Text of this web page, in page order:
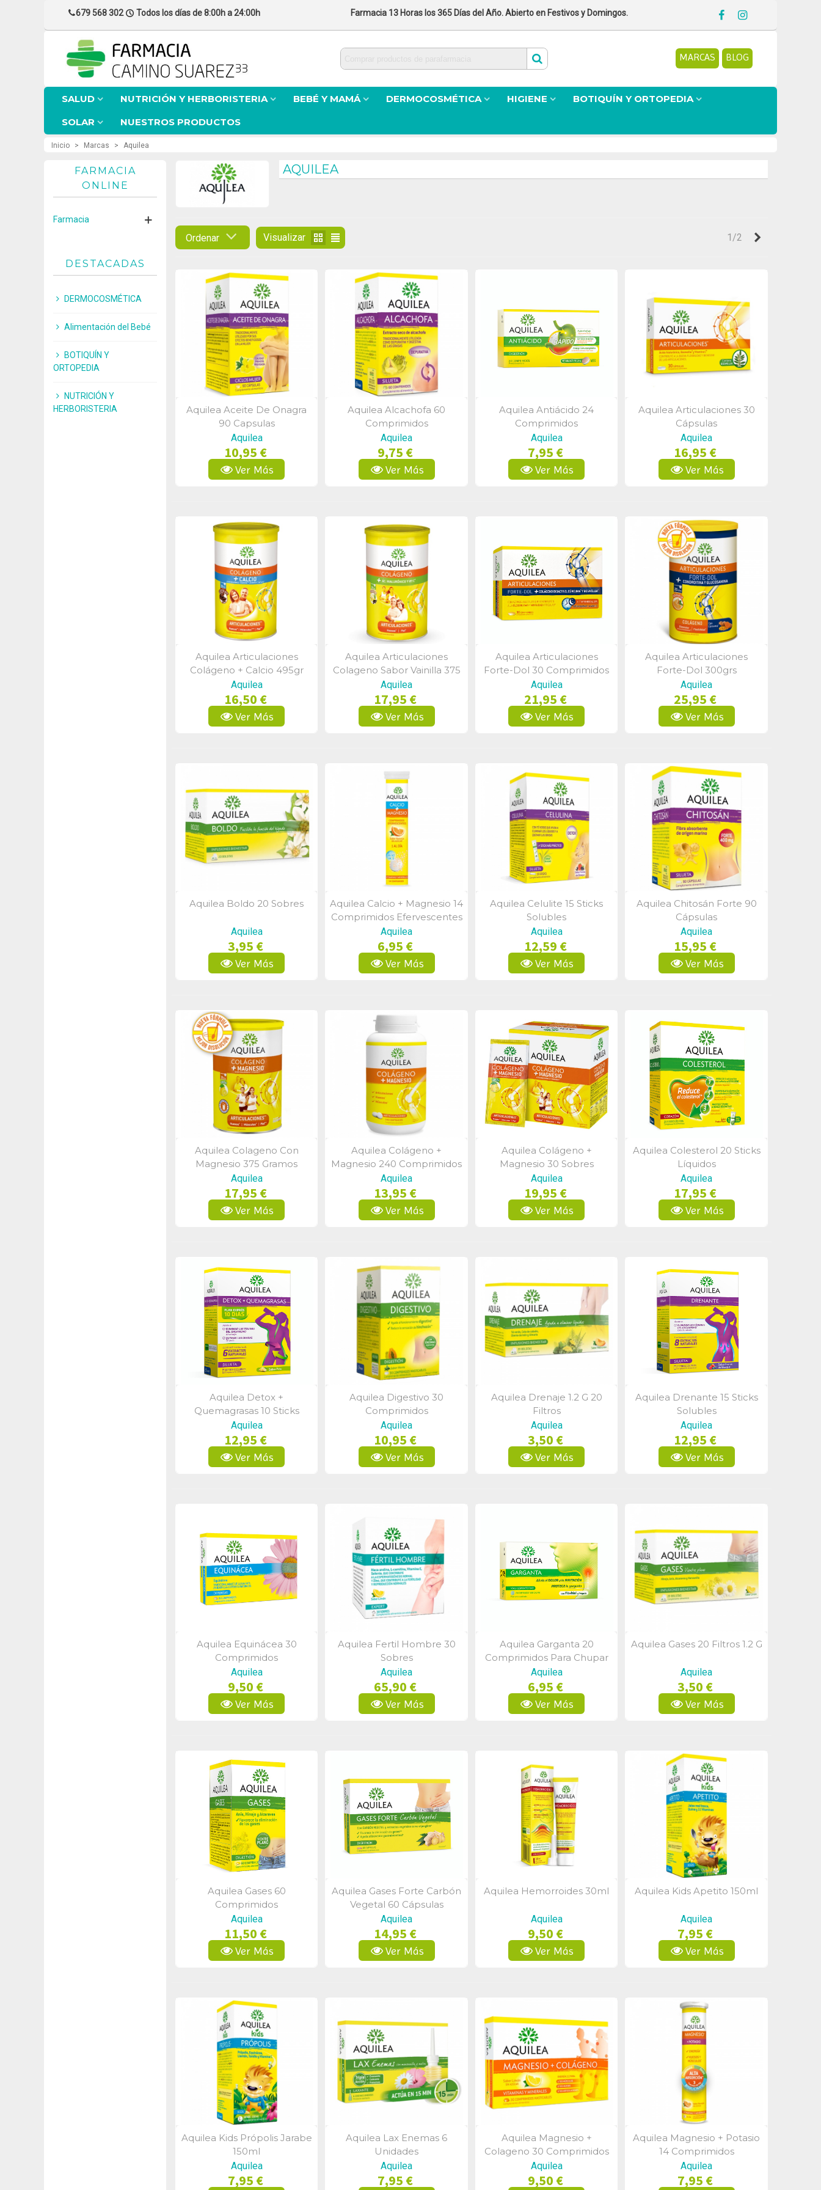
679 568 302 Todos los días de 8:00h a 24:00h Farmacia 13 Horas los 365 Días del Año. Abierto en Festivos y Domingos.
BLOG
MARCAS
SALUD NUTRICIÓN Y HERBORISTERIA BEBÉ Y MAMÁ DERMOCOSMÉTICA HIGIENE
BOTIQUÍN Y ORTOPEDIA
SOLAR
NUESTROS PRODUCTOS
Inicio > Marcas > Aquilea
FARMACIA
ONLINE
Farmacia
DESTACADAS
DERMOCOSMÉTICA
Alimentación del Bebé
BOTIQUÍN Y
ORTOPEDIA
NUTRICIÓN Y
HERBORISTERIA
AQUILEA
Ordenar Visualizar 1/2
Vista Rápida
Aquilea Aceite De Onagra
90 Capsulas
Aquilea
10,95 €
Ver Más
Vista Rápida
Aquilea Alcachofa 60
Comprimidos
Aquilea
9,75 €
Ver Más
Vista Rápida
Aquilea Antiácido 24
Comprimidos
Aquilea
7,95 €
Ver Más
Vista Rápida
Aquilea Articulaciones 30
Cápsulas
Aquilea
16,95 €
Ver Más
Vista Rápida
Aquilea Articulaciones
Colágeno + Calcio 495gr
Aquilea
16,50 €
Ver Más
Vista Rápida
Aquilea Articulaciones
Colageno Sabor Vainilla 375
Gramos
Aquilea
17,95 €
Ver Más
Vista Rápida
Aquilea Articulaciones
Forte-Dol 30 Comprimidos
Aquilea
21,95 €
Ver Más
Vista Rápida
Aquilea Articulaciones
Forte-Dol 300grs
Aquilea
25,95 €
Ver Más
Vista Rápida
Aquilea Boldo 20 Sobres
Aquilea
3,95 €
Ver Más
Vista Rápida
Aquilea Calcio + Magnesio 14
Comprimidos Efervescentes
Aquilea
6,95 €
Ver Más
Vista Rápida
Aquilea Celulite 15 Sticks
Solubles
Aquilea
12,59 €
Ver Más
Vista Rápida
Aquilea Chitosán Forte 90
Cápsulas
Aquilea
15,95 €
Ver Más
Vista Rápida
Aquilea Colageno Con
Magnesio 375 Gramos
Aquilea
17,95 €
Ver Más
Vista Rápida
Aquilea Colágeno +
Magnesio 240 Comprimidos
Aquilea
13,95 €
Ver Más
Vista Rápida
Aquilea Colágeno +
Magnesio 30 Sobres
Aquilea
19,95 €
Ver Más
Vista Rápida
Aquilea Colesterol 20 Sticks
Líquidos
Aquilea
17,95 €
Ver Más
Vista Rápida
Aquilea Detox +
Quemagrasas 10 Sticks
Solubles
Aquilea
12,95 €
Ver Más
Vista Rápida
Aquilea Digestivo 30
Comprimidos
Aquilea
10,95 €
Ver Más
Vista Rápida
Aquilea Drenaje 1.2 G 20
Filtros
Aquilea
3,50 €
Ver Más
Vista Rápida
Aquilea Drenante 15 Sticks
Solubles
Aquilea
12,95 €
Ver Más
Vista Rápida
Aquilea Equinácea 30
Comprimidos
Aquilea
9,50 €
Ver Más
Vista Rápida
Aquilea Fertil Hombre 30
Sobres
Aquilea
65,90 €
Ver Más
Vista Rápida
Aquilea Garganta 20
Comprimidos Para Chupar
Aquilea
6,95 €
Ver Más
Vista Rápida
Aquilea Gases 20 Filtros 1.2 G
Aquilea
3,50 €
Ver Más
Vista Rápida
Aquilea Gases 60
Comprimidos
Aquilea
11,50 €
Ver Más
Vista Rápida
Aquilea Gases Forte Carbón
Vegetal 60 Cápsulas
Aquilea
14,95 €
Ver Más
Vista Rápida
Aquilea Hemorroides 30ml
Aquilea
9,50 €
Ver Más
Vista Rápida
Aquilea Kids Apetito 150ml
Aquilea
7,95 €
Ver Más
Vista Rápida
Aquilea Kids Própolis Jarabe
150ml
Aquilea
7,95 €
Vista Rápida
Aquilea Lax Enemas 6
Unidades
Aquilea
7,95 €
Vista Rápida
Aquilea Magnesio +
Colageno 30 Comprimidos
Masticables
Aquilea
9,50 €
Vista Rápida
Aquilea Magnesio + Potasio
14 Comprimidos
Efervescentes
Aquilea
7,95 €